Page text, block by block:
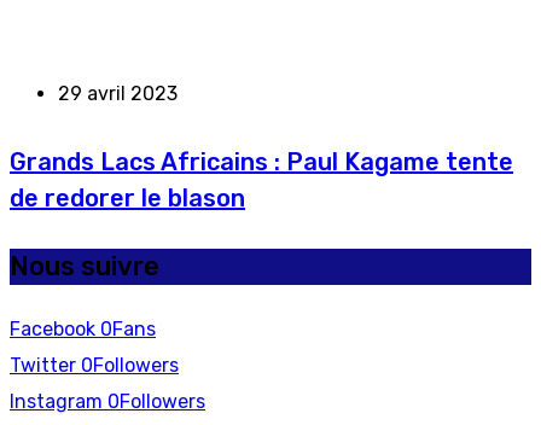
29 avril 2023
Grands Lacs Africains : Paul Kagame tente
de redorer le blason
Nous suivre
Facebook 0Fans
Twitter 0Followers
Instagram 0Followers